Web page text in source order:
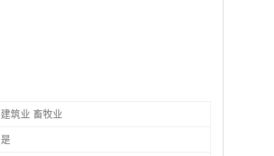
建筑业 畜牧业
是